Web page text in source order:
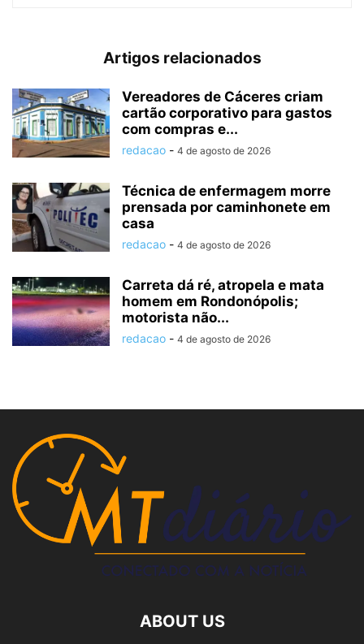
Artigos relacionados
Vereadores de Cáceres criam
cartão corporativo para gastos
com compras e...
redacao - 4 de agosto de 2026
Técnica de enfermagem morre
prensada por caminhonete em
casa
redacao - 4 de agosto de 2026
Carreta dá ré, atropela e mata
homem em Rondonópolis;
motorista não...
redacao - 4 de agosto de 2026
ABOUT US